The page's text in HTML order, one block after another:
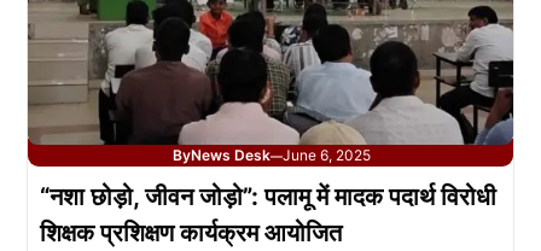
ByNews Desk—June 6, 2025
“नशा छोड़ो, जीवन जोड़ो”: पलामू में मादक पदार्थ विरोधी
शिक्षक प्रशिक्षण कार्यक्रम आयोजित